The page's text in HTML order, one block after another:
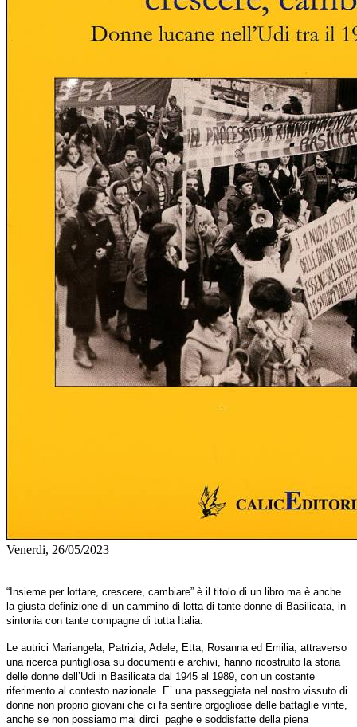
Venerdi, 26/05/2023
“Insieme per lottare, crescere, cambiare” è il titolo di un libro ma è anche
la giusta definizione di un cammino di lotta di tante donne di Basilicata, in
sintonia con tante compagne di tutta Italia.
Le autrici Mariangela, Patrizia, Adele, Etta, Rosanna ed Emilia, attraverso
una ricerca puntigliosa su documenti e archivi, hanno ricostruito la storia
delle donne dell’Udi in Basilicata dal 1945 al 1989, con un costante
riferimento al contesto nazionale. E’ una passeggiata nel nostro vissuto di
donne non proprio giovani che ci fa sentire orgogliose delle battaglie vinte,
anche se non possiamo mai dirci paghe e soddisfatte della piena